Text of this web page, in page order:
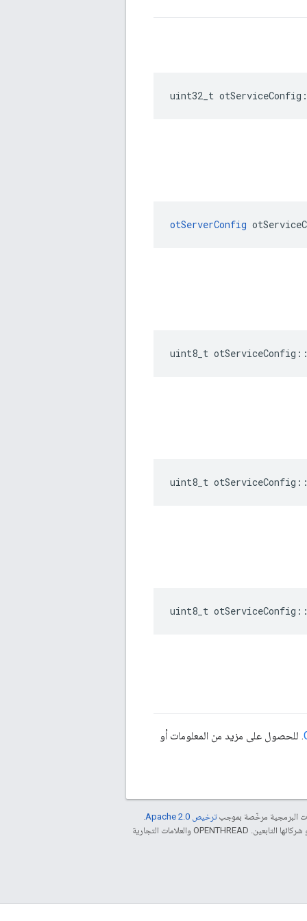
uint32_t otServiceConfig
otServerConfig
uint8_t otServiceConfig
uint8_t otServiceConfig
uint8_t otServiceConfig
. للحصول على مزيد من المعلومات أو
البرمجية مرخّصة بموجبترخيص Apache 2.0‏
.
. إنّ Java هي علامة تجارية مسجَّلة لشركة Oracle و/أو شركائها التابعين. ‫OPENTHREAD والعلامات التجارية